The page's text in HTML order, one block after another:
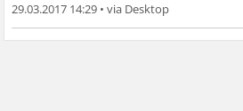
29.03.2017 14:29 •